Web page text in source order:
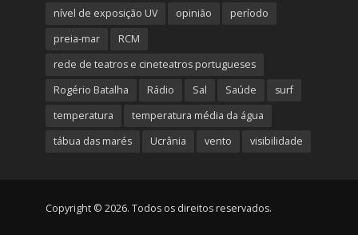
nível de exposição UV
opinião
período
preia-mar
RCM
rede de teatros e cineteatros portugueses
Rogério Batalha
Rádio Sal Saúde
surf
temperatura
temperatura média da água
tábua das marés
Ucrânia vento visibilidade
Copyright © 2026. Todos os direitos reservados.